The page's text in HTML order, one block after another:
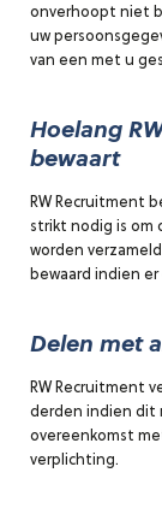
onverhoopt niet
uw
van een met u
Hoelang
bewaart
RW Recruitment
strikt nodig is om
worden
bewaard indien
Delen met
RW Recruitment
derden indien dit
overeenkomst
verplichting.